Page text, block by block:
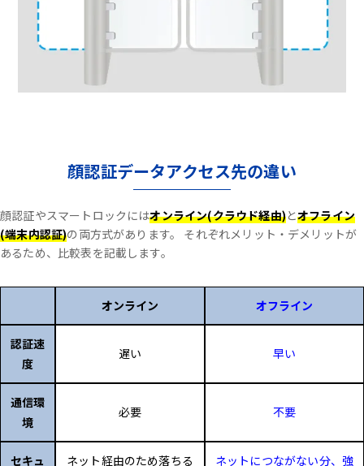
顔認証データアクセス先の違い
顔認証やスマートロックにはオンライン(クラウド経由)とオフライン
(端末内認証)の両方式があります。
それぞれメリット・デメリットが
あるため、比較表を記載します。
オンライン オフライン
認証速
度
遅い 早い
通信環
境
必要 不要
セキュ ネット経由のため落ちる ネットにつながない分、強